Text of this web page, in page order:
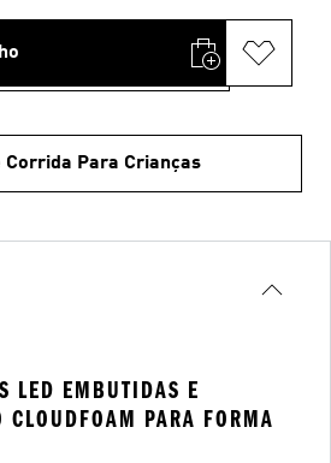
Corrida Para Crianças
LED EMBUTIDAS E
CLOUDFOAM PARA FORMA